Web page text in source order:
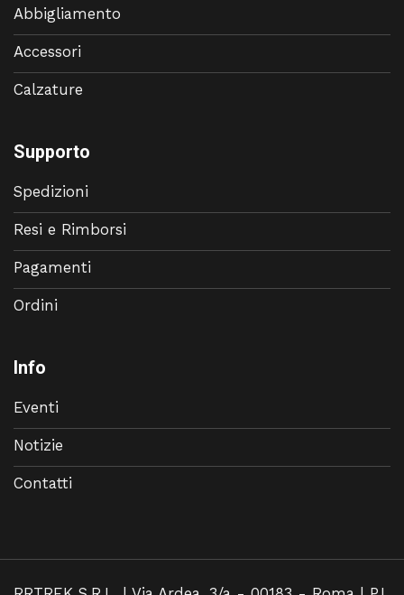
Abbigliamento
Accessori
Calzature
Supporto
Spedizioni
Resi e Rimborsi
Pagamenti
Ordini
Info
Eventi
Notizie
Contatti